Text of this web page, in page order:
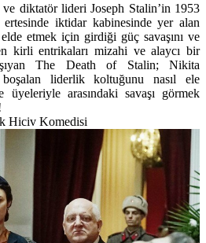
diktatör lideri Joseph Stalin’in 1953
ertesinde iktidar kabinesinde yer alan
etmek için girdiği güç savaşını ve
kirli entrikaları mizahi ve alaycı bir
The Death of Stalin; Nikita
boşalan liderlik koltuğunu nasıl ele
arasındaki savaşı görmek
Hiciv Komedisi